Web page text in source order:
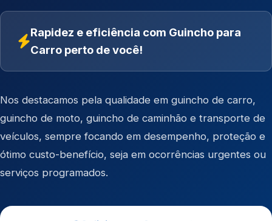
Rapidez e eficiência com Guincho para
Carro perto de você!
Nos destacamos pela qualidade em guincho de carro,
guincho de moto, guincho de caminhão e transporte de
veículos, sempre focando em desempenho, proteção e
ótimo custo-benefício, seja em ocorrências urgentes ou
serviços programados.